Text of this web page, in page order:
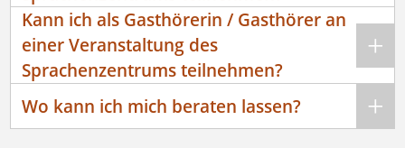
Kann ich als Gasthörerin / Gasthörer an
einer Veranstaltung des
Sprachenzentrums teilnehmen?
Wo kann ich mich beraten lassen?